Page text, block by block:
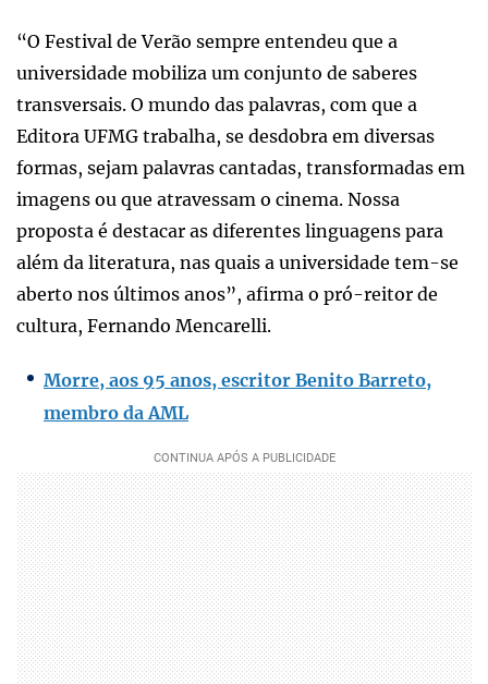
“O Festival de Verão sempre entendeu que a
universidade mobiliza um conjunto de saberes
transversais. O mundo das palavras, com que a
Editora UFMG trabalha, se desdobra em diversas
formas, sejam palavras cantadas, transformadas em
imagens ou que atravessam o cinema. Nossa
proposta é destacar as diferentes linguagens para
além da literatura, nas quais a universidade tem-se
aberto nos últimos anos”, afirma o pró-reitor de
cultura, Fernando Mencarelli.
Morre, aos 95 anos, escritor Benito Barreto,
membro da AML